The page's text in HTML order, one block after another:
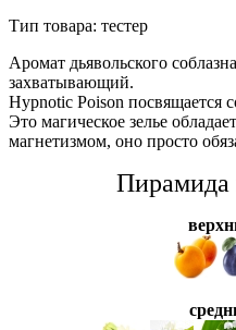
Тип товара: тестер
Аромат дьявольского
захватывающий.
Hypnotic Poison посвящается
Это магическое зелье
магнетизмом, оно просто
Пирамида